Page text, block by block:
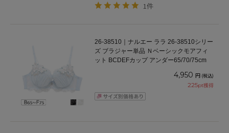
1件
26-38510｜ナルエー ララ 26-38510シリー
ズ ブラジャー単品 Ｎベーシックモアフィ
ット BCDEFカップ アンダー65/70/75cm
4,950 円 (税込)
225pt獲得